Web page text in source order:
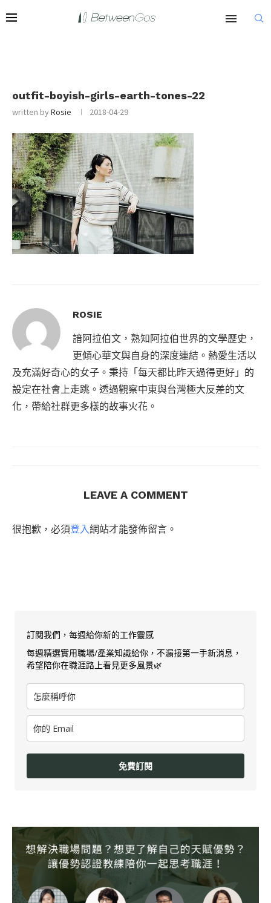
outfit-boyish-girls-earth-tones-22
written byRosie 2018-04-29
ROSIE
諳阿拉伯文，熟知阿拉伯世界的文學歷史，
更傾心華文與自身的深度連結。熱愛生活以
及充滿好奇心的女子。秉持「每天都比昨天過得更好」的
設定在社會上走跳。透過觀察中東與台灣極大反差的文
化，帶給社群更多樣的故事火花。
LEAVE A COMMENT
很抱歉，必須登入網站才能發佈留言。
訂閱我們，每週給你新的工作靈感
每週精選實用職場/產業知識給你，不漏接第一手新消息，
希望陪你在職涯路上看見更多風景🌿
免費訂閱